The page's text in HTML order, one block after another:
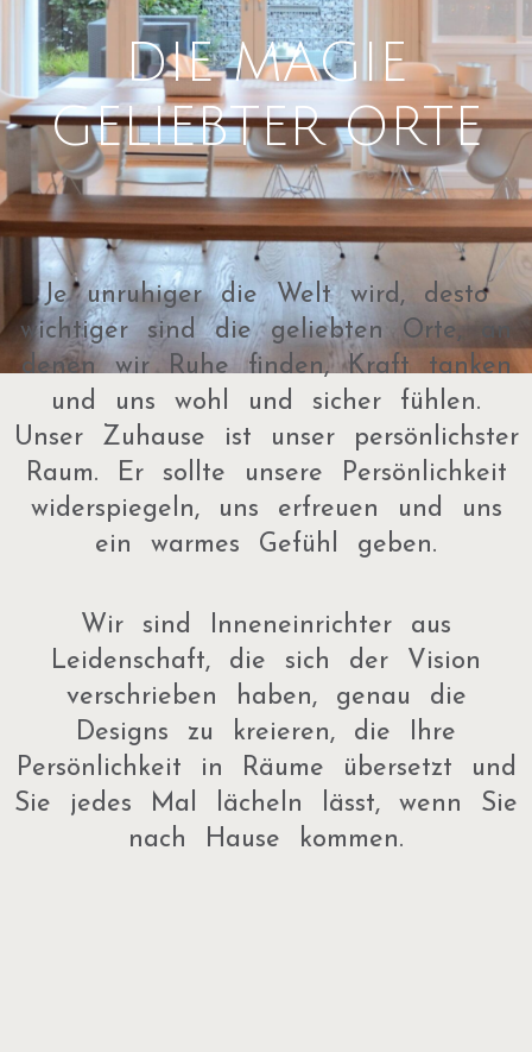
DIE MAGIE
GELIEBTER ORTE
Je unruhiger die Welt wird, desto
wichtiger sind die geliebten Orte, an
denen wir Ruhe finden, Kraft tanken
und uns wohl und sicher fühlen.
Unser Zuhause ist unser persönlichster
Raum. Er sollte unsere Persönlichkeit
widerspiegeln, uns erfreuen und uns
ein warmes Gefühl geben.
Wir sind Inneneinrichter aus
Leidenschaft, die sich der Vision
verschrieben haben, genau die
Designs zu kreieren, die Ihre
Persönlichkeit in Räume übersetzt und
Sie jedes Mal lächeln lässt, wenn Sie
nach Hause kommen.